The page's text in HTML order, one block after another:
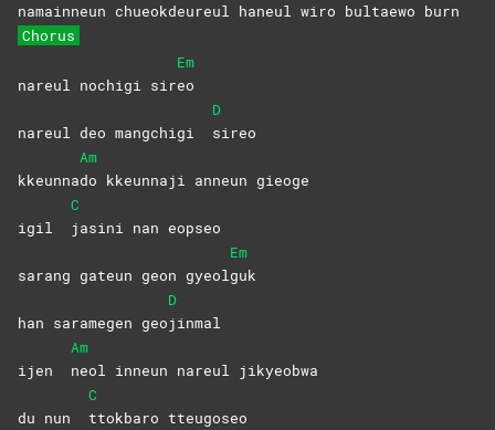
namainneun chueokdeureul haneul wiro bultaewo burn
Chorus
nareul nochigi sir
Em
eo
nareul deo mangchigi
D
sireo
kkeunna
Am
do kkeunnaji anneun gieoge
igil
C
jasini nan eopseo
sarang gateun geon gyeol
Em
guk
han saramegen geo
D
jinmal
ijen
Am
neol inneun nareul jikyeobwa
du nun
C
ttokbaro tteugoseo